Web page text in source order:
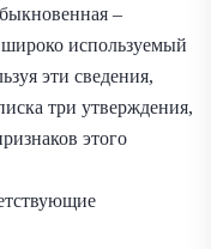
–
используемый
эти сведения,
три утверждения,
этого